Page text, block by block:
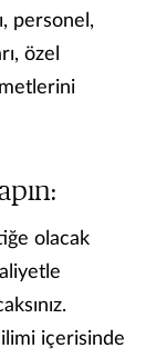
personel,
özel
olacak
içerisinde